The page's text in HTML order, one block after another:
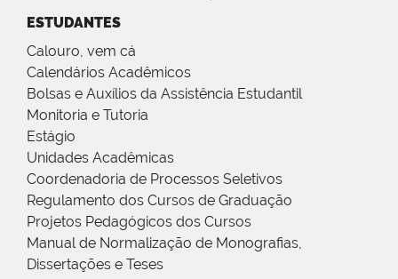
ESTUDANTES
Calouro, vem cá
Calendários Acadêmicos
Bolsas e Auxílios da Assistência Estudantil
Monitoria e Tutoria
Estágio
Unidades Acadêmicas
Coordenadoria de Processos Seletivos
Regulamento dos Cursos de Graduação
Projetos Pedagógicos dos Cursos
Manual de Normalização de Monografias,
Dissertações e Teses